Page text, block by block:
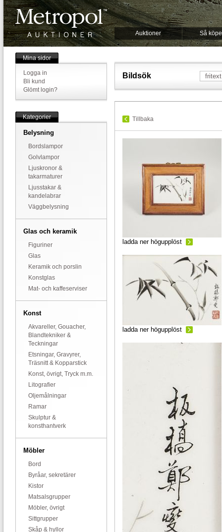
Auktioner Så
Mina sidor
Logga in
Bli kund
Glömt login?
Kategorier
Belysning
Bordslampor
Golvlampor
Ljuskronor &
takarmaturer
Ljusstakar &
kandelabrar
Väggbelysning
Glas och keramik
Figuriner
Glas
Keramik och porslin
Konstglas
Mat- och kaffeserviser
Konst
Akvareller, Gouacher,
Blandtekniker &
Teckningar
Etsningar, Gravyrer,
Träsnitt & Kopparstick
Konst, övrigt, Tryck m.m.
Litografier
Oljemålningar
Ramar
Skulptur &
konsthantverk
Möbler
Bord
Byråar, sekretärer
Kistor
Matsalsgrupper
Möbler, övrigt
Sittgrupper
Skåp & hyllor
Bildsök
Tillbaka
ladda ner högupplöst
ladda ner högupplöst